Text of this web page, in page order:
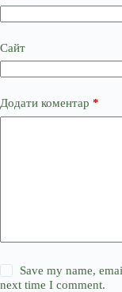
Сайт
Додати коментар *
Save my name,
next time I comment.